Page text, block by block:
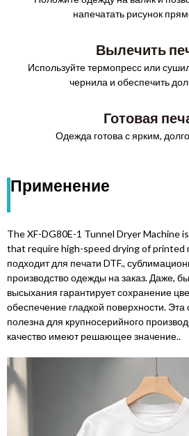
напечатать рисунок
Вылечить
Используйте термопресс или
чернила и обеспечить
Готовая
Одежда готова с ярким,
Применение
The XF-DG80E-1 Tunnel Dryer Machine
that require high-speed drying of printed
подходит для печати DTF.,
производство одежды на заказ. Даже,
высыхания гарантирует сохранение
обеспечение гладкой поверхности.
полезна для крупносерийного
качество имеют решающее значение..